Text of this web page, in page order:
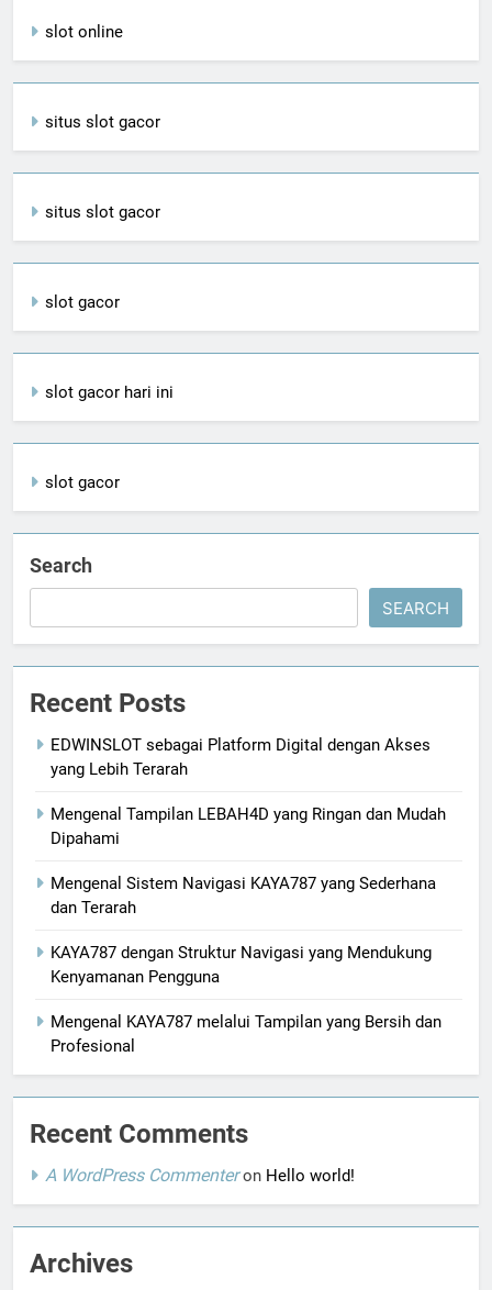
slot online
situs slot gacor
situs slot gacor
slot gacor
slot gacor hari ini
slot gacor
Search
SEARCH
Recent Posts
EDWINSLOT sebagai Platform Digital dengan Akses
yang Lebih Terarah
Mengenal Tampilan LEBAH4D yang Ringan dan Mudah
Dipahami
Mengenal Sistem Navigasi KAYA787 yang Sederhana
dan Terarah
KAYA787 dengan Struktur Navigasi yang Mendukung
Kenyamanan Pengguna
Mengenal KAYA787 melalui Tampilan yang Bersih dan
Profesional
Recent Comments
A WordPress Commenteron Hello world!
Archives